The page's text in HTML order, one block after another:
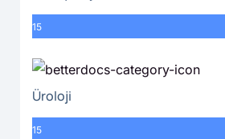
15
Üroloji
15